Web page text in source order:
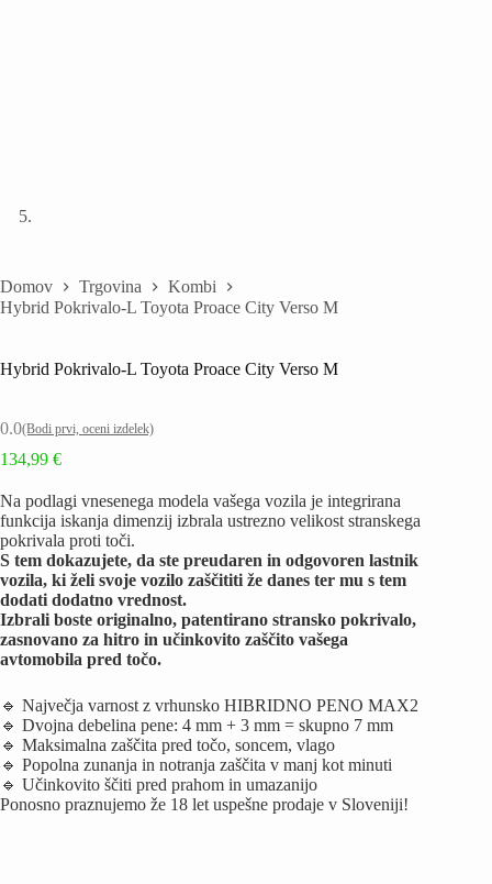
Domov Trgovina
Kombi
Hybrid Pokrivalo-L Toyota Proace City Verso M
Hybrid Pokrivalo-L Toyota Proace City Verso M
0.0(Bodi prvi, oceni izdelek)
134,99 €
Na podlagi vnesenega modela vašega vozila je integrirana
funkcija iskanja dimenzij izbrala ustrezno velikost stranskega
pokrivala proti toči.
S tem dokazujete, da ste preudaren in odgovoren lastnik
vozila, ki želi svoje vozilo zaščititi že danes ter mu s tem
dodati dodatno vrednost.
Izbrali boste originalno, patentirano stransko pokrivalo,
zasnovano za hitro in učinkovito zaščito vašega
avtomobila pred točo.
🔹 Največja varnost z vrhunsko HIBRIDNO PENO MAX2
🔹 Dvojna debelina pene: 4 mm + 3 mm = skupno 7 mm
🔹 Maksimalna zaščita pred točo, soncem, vlago
🔹 Popolna zunanja in notranja zaščita v manj kot minuti
🔹 Učinkovito ščiti pred prahom in umazanijo
Ponosno praznujemo že 18 let uspešne prodaje v Sloveniji!